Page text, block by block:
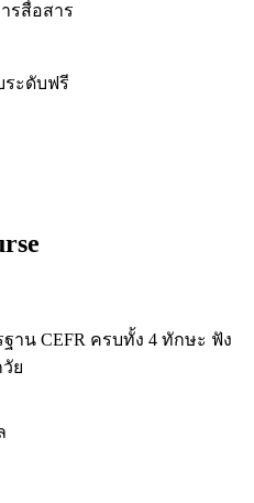
รสื่อสาร
ระดับฟรี
าน CEFR ครบทั้ง 4 ทักษะ ฟัง
ย